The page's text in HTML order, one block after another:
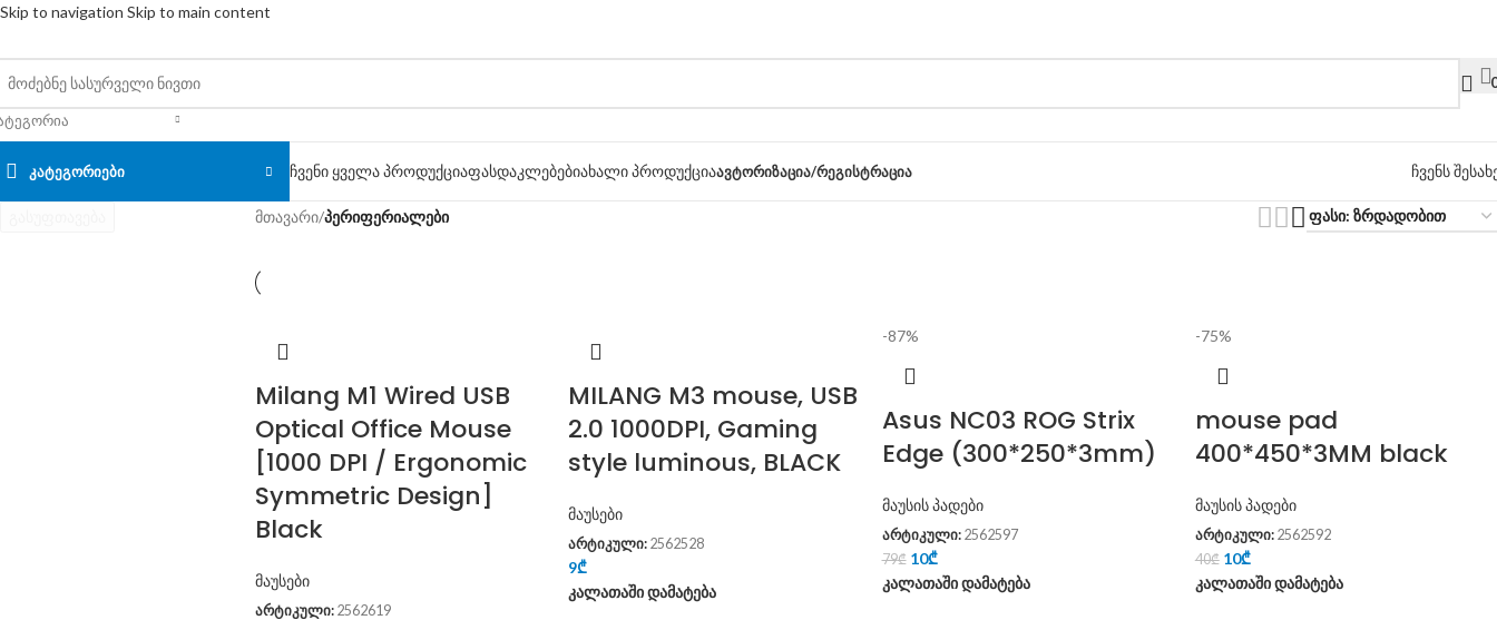
Skip to navigation Skip to main content
ᲙᲐᲢᲔᲒᲝᲠᲘᲔᲑᲘ ჩვენი ყველა პროდუქციაფასდაკლებებიახალი პროდუქციაᲐᲕᲢᲝᲠᲘᲖᲐᲪᲘᲐ/ᲠᲔᲒᲘᲡᲢᲠᲐᲪᲘᲐ ჩვენს
მთავარი/პერიფერიალები
Milang M1 Wired USB
Optical Office Mouse
[1000 DPI / Ergonomic
Symmetric Design]
Black
მაუსები
არტიკული: 2562619
MILANG M3 mouse, USB
2.0 1000DPI, Gaming
style luminous, BLACK
მაუსები
არტიკული: 2562528
9₾
კალათაში დამატება
-87%
Asus NC03 ROG Strix
Edge (300*250*3mm)
მაუსის პადები
არტიკული: 2562597
79₾ 10₾
კალათაში დამატება
-75%
mouse pad
400*450*3MM black
მაუსის პადები
არტიკული: 2562592
40₾ 10₾
კალათაში დამატება